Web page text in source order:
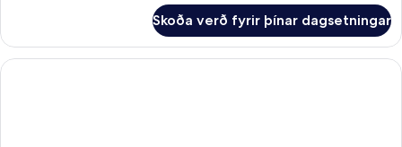
herbergi
1
Skoða verð fyrir þínar dagsetningar